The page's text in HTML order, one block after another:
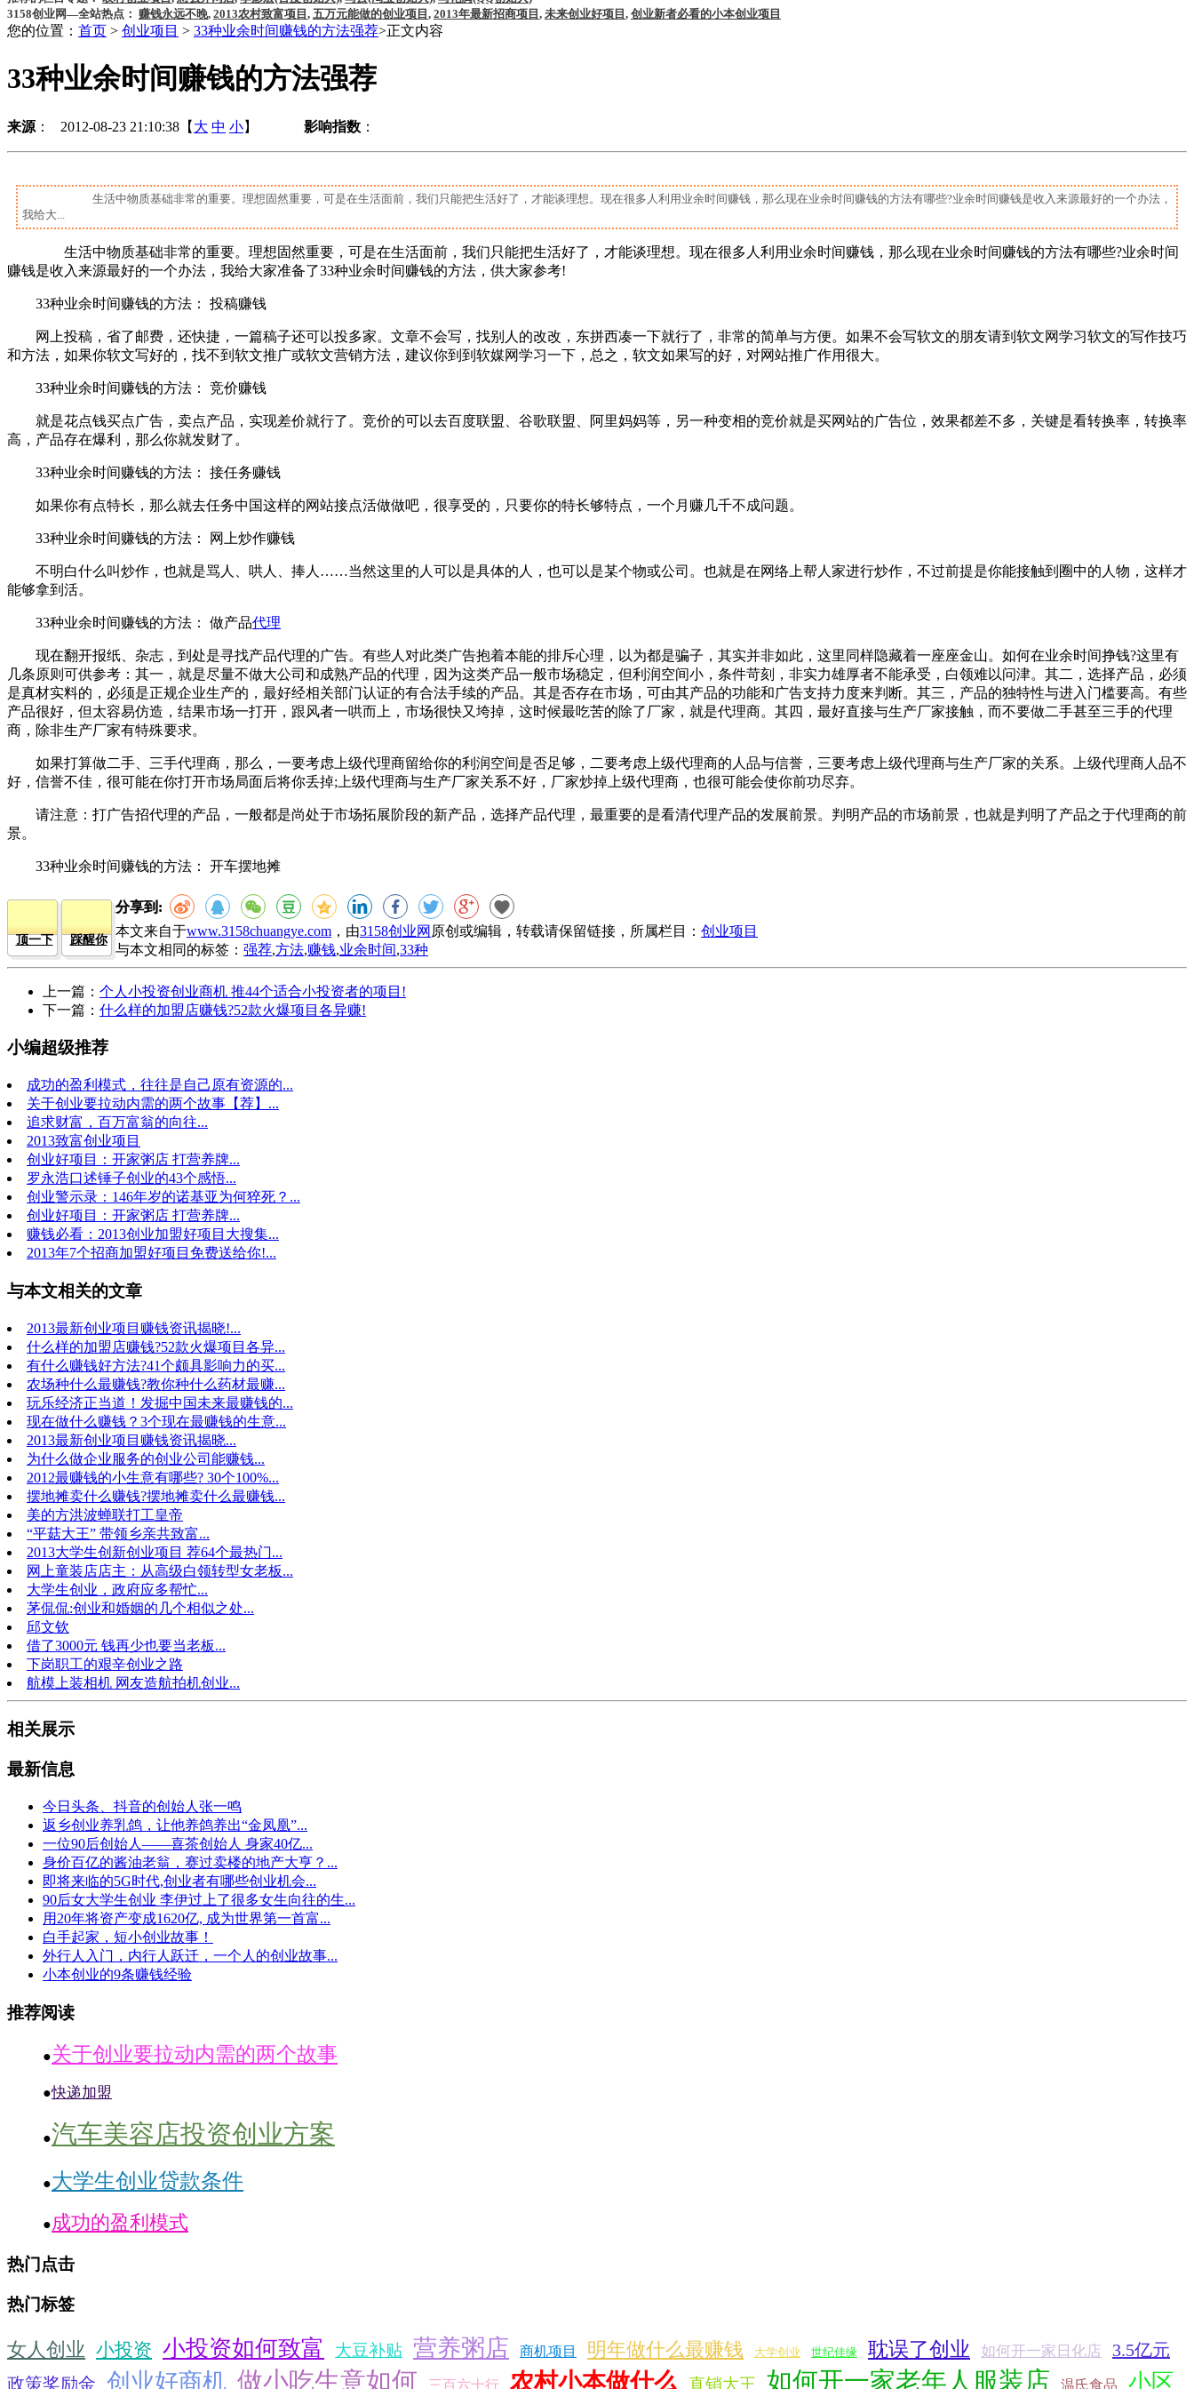
3158创业网—全站热点： 赚钱永远不晚, 2013农村致富项目 , 五万元能做的创业项目 , 2013年最新招商项目 , 未来创业好项目 , 创业新者必看的小本创业项目
您的位置： 首页 > 创业项目 > 33种业余时间赚钱的方法强荐>正文内容
33种业余时间赚钱的方法强荐
来源 ： 2012-08-23 21:10:38【 大 中 小】 影响指数 ：
生活中物质基础非常的重要。理想固然重要，可是在生活面前，我们只能把生活好了，才能谈理想。现在很多人利用业余时间赚钱，那么现在业余时间赚钱的方法有哪些?业余时间赚钱是收入来源最好的一个办法，
我给大...
生活中物质基础非常的重要。理想固然重要，可是在生活面前，我们只能把生活好了，才能谈理想。现在很多人利用业余时间赚钱，那么现在业余时间赚钱的方法有哪些?业余时间
赚钱是收入来源最好的一个办法，我给大家准备了33种业余时间赚钱的方法，供大家参考!
33种业余时间赚钱的方法： 投稿赚钱
网上投稿，省了邮费，还快捷，一篇稿子还可以投多家。文章不会写，找别人的改改，东拼西凑一下就行了，非常的简单与方便。如果不会写软文的朋友请到软文网学习软文的写作技巧
和方法，如果你软文写好的，找不到软文推广或软文营销方法，建议你到到软媒网学习一下，总之，软文如果写的好，对网站推广作用很大。
33种业余时间赚钱的方法： 竞价赚钱
就是花点钱买点广告，卖点产品，实现差价就行了。竞价的可以去百度联盟、谷歌联盟、阿里妈妈等，另一种变相的竞价就是买网站的广告位，效果都差不多，关键是看转换率，转换率
高，产品存在爆利，那么你就发财了。
33种业余时间赚钱的方法： 接任务赚钱
如果你有点特长，那么就去任务中国这样的网站接点活做做吧，很享受的，只要你的特长够特点，一个月赚几千不成问题。
33种业余时间赚钱的方法： 网上炒作赚钱
不明白什么叫炒作，也就是骂人、哄人、捧人……当然这里的人可以是具体的人，也可以是某个物或公司。也就是在网络上帮人家进行炒作，不过前提是你能接触到圈中的人物，这样才
能够拿到活。
33种业余时间赚钱的方法： 做产品代理
现在翻开报纸、杂志，到处是寻找产品代理的广告。有些人对此类广告抱着本能的排斥心理，以为都是骗子，其实并非如此，这里同样隐藏着一座座金山。如何在业余时间挣钱?这里有
几条原则可供参考：其一，就是尽量不做大公司和成熟产品的代理，因为这类产品一般市场稳定，但利润空间小，条件苛刻，非实力雄厚者不能承受，白领难以问津。其二，选择产品，必须
是真材实料的，必须是正规企业生产的，最好经相关部门认证的有合法手续的产品。其是否存在市场，可由其产品的功能和广告支持力度来判断。其三，产品的独特性与进入门槛要高。有些
产品很好，但太容易仿造，结果市场一打开，跟风者一哄而上，市场很快又垮掉，这时候最吃苦的除了厂家，就是代理商。其四，最好直接与生产厂家接触，而不要做二手甚至三手的代理
商，除非生产厂家有特殊要求。
如果打算做二手、三手代理商，那么，一要考虑上级代理商留给你的利润空间是否足够，二要考虑上级代理商的人品与信誉，三要考虑上级代理商与生产厂家的关系。上级代理商人品不
好，信誉不佳，很可能在你打开市场局面后将你丢掉;上级代理商与生产厂家关系不好，厂家炒掉上级代理商，也很可能会使你前功尽弃。
请注意：打广告招代理的产品，一般都是尚处于市场拓展阶段的新产品，选择产品代理，最重要的是看清代理产品的发展前景。判明产品的市场前景，也就是判明了产品之于代理商的前
景。
33种业余时间赚钱的方法： 开车摆地摊
顶一下 踩醒你
分享到:
本文来自于www.3158chuangye.com ，由3158创业网 原创或编辑，转载请保留链接，所属栏目： 创业项目
与本文相同的标签： 强荐,方法,赚钱,业余时间,33种
上一篇： 个人小投资创业商机 推44个适合小投资者的项目!
下一篇： 什么样的加盟店赚钱?52款火爆项目各异赚!
小编超级推荐
成功的盈利模式，往往是自己原有资源的...
关于创业要拉动内需的两个故事【荐】...
追求财富，百万富翁的向往...
2013致富创业项目
创业好项目：开家粥店 打营养牌...
罗永浩口述锤子创业的43个感悟...
创业警示录：146年岁的诺基亚为何猝死？...
创业好项目：开家粥店 打营养牌...
赚钱必看：2013创业加盟好项目大搜集...
2013年7个招商加盟好项目免费送给你!...
与本文相关的文章
2013最新创业项目赚钱资讯揭晓!...
什么样的加盟店赚钱?52款火爆项目各异...
有什么赚钱好方法?41个颇具影响力的买...
农场种什么最赚钱?教你种什么药材最赚...
玩乐经济正当道！发掘中国未来最赚钱的...
现在做什么赚钱？3个现在最赚钱的生意...
2013最新创业项目赚钱资讯揭晓...
为什么做企业服务的创业公司能赚钱...
2012最赚钱的小生意有哪些? 30个100%...
摆地摊卖什么赚钱?摆地摊卖什么最赚钱...
美的方洪波蝉联打工皇帝
“平菇大王” 带领乡亲共致富...
2013大学生创新创业项目 荐64个最热门...
网上童装店店主：从高级白领转型女老板...
大学生创业，政府应多帮忙...
茅侃侃:创业和婚姻的几个相似之处...
邱文钦
借了3000元 钱再少也要当老板...
下岗职工的艰辛创业之路
航模上装相机 网友造航拍机创业...
相关展示
最新信息
今日头条、抖音的创始人张一鸣
返乡创业养乳鸽，让他养鸽养出“金凤凰”...
一位90后创始人——喜茶创始人 身家40亿...
身价百亿的酱油老翁，赛过卖楼的地产大亨？...
即将来临的5G时代,创业者有哪些创业机会...
90后女大学生创业 李伊过上了很多女生向往的生...
用20年将资产变成1620亿, 成为世界第一首富...
白手起家，短小创业故事！
外行人入门，内行人跃迁，一个人的创业故事...
小本创业的9条赚钱经验
推荐阅读
●关于创业要拉动内需的两个故事
●快递加盟
●汽车美容店投资创业方案
●大学生创业贷款条件
●成功的盈利模式
热门点击
热门标签
女人创业 小投资 小投资如何致富 大豆补贴 营养粥店 商机项目 明年做什么最赚钱 大学创业 世纪佳缘 耽误了创业 如何开一家日化店
3.5亿元
政策奖励金 创业好商机 做小吃生意如何 三百六十行 农村小本做什么 直销大王 如何开一家老年人服装店 温氏食品 小区